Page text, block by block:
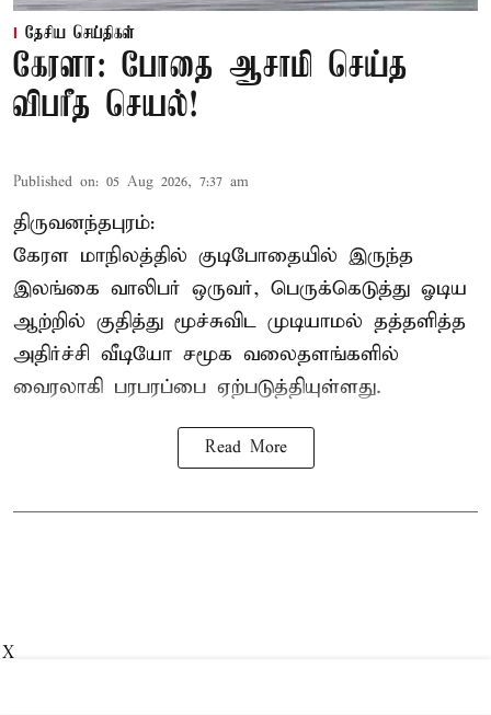
தேசிய செய்திகள்
கேரளா: போதை ஆசாமி செய்த
விபரீத செயல்!
Published on: 05 Aug 2026, 7:37 am
திருவனந்தபுரம்:
கேரள மாநிலத்தில் குடிபோதையில் இருந்த
இலங்கை வாலிபர் ஒருவர், பெருக்கெடுத்து ஓடிய
ஆற்றில் குதித்து மூச்சுவிட முடியாமல் தத்தளித்த
அதிர்ச்சி வீடியோ சமூக வலைதளங்களில்
வைரலாகி பரபரப்பை ஏற்படுத்தியுள்ளது.
Read More
X